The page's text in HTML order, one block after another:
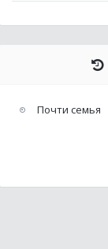
Почти семья